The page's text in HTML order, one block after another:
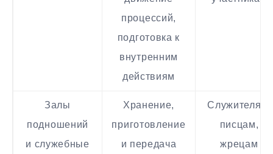
процессий,
подготовка к
внутренним
действиям
Залы
подношений
и служебные
Хранение,
приготовление
и передача
Служителям,
писцам,
жрецам